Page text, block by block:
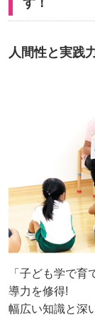
す！
人間性と実践
「子ども学で
導力を修得!
幅広い知識と深